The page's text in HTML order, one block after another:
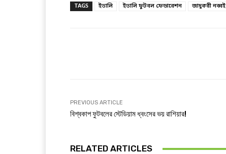
TAGS ইতালি ইতালি ফুটবল ফেডারেশন জাদুকরী নব্বই
PREVIOUS ARTICLE
বিশ্বকাপ ফুটবলের স্টেডিয়াম ধ্বংসের ভয় রাশিয়ার!
RELATED ARTICLES